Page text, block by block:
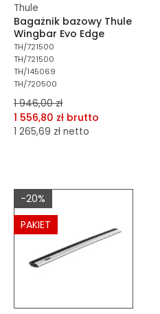
Thule
Bagażnik bazowy Thule
Wingbar Evo Edge
TH/721500
TH/721500
TH/145069
TH/720500
1 946,00 zł
1 556,80 zł brutto
1 265,69 zł netto
Do koszyka
-20%
PAKIET